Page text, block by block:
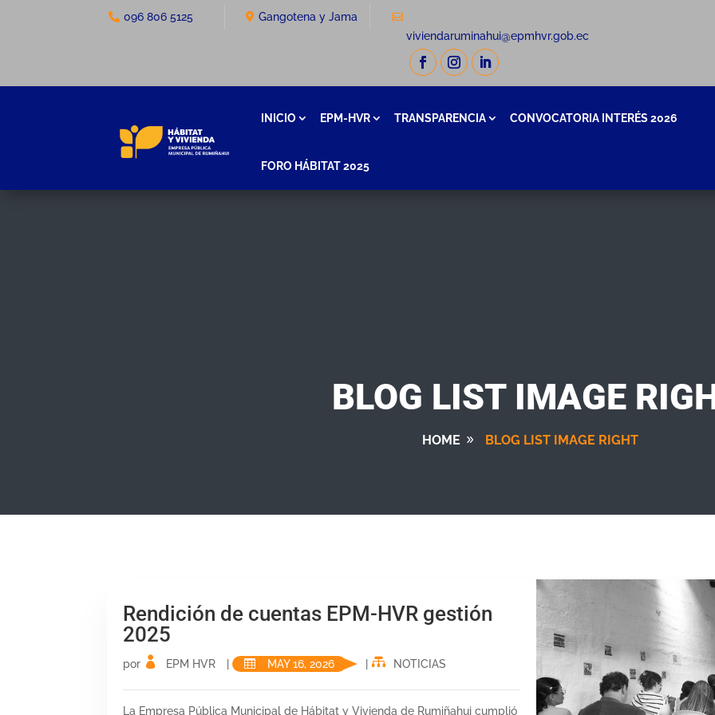
096 806 5125
Gangotena y Jama
viviendaruminahui@epmhvr.gob.ec
INICIO EPM-HVR TRANSPARENCIA CONVOCATORIA INTERÉS 2026
FORO HÁBITAT 2025
BLOG LIST IMAGE
HOME BLOG LIST IMAGE RIGHT
Rendición de cuentas EPM-HVR gestión
2025
por EPM HVR | MAY 16, 2026 NOTICIAS
La Empresa Pública Municipal de Hábitat y Vivienda de Rumiñahui cumplió